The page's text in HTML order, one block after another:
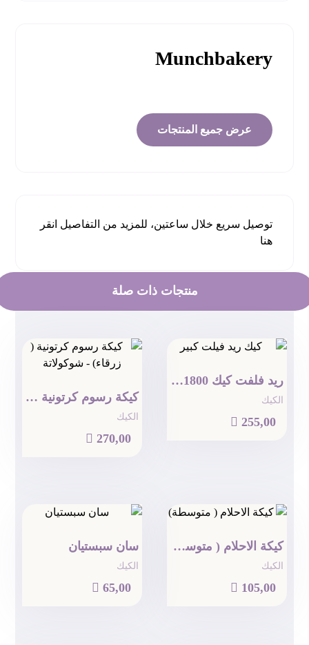
Munchbakery
عرض جميع المنتجات
توصيل سريع خلال ساعتين، للمزيد من التفاصيل انقر
هنا
منتجات ذات صلة
ريد فلفت كيك 1800 جرام
الكيك
 255,00
كيكة رسوم كرتونية ( زرقاء) – شوكولاتة
الكيك
 270,00
كيكة الاحلام ( متوسطة)
الكيك
 105,00
سان سبستيان
الكيك
 65,00